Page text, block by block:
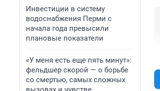
Инвестиции в систему
водоснабжения Перми с
начала года превысили
плановые показатели
«У меня есть еще пять минут»:
фельдшер скорой — о борьбе
со смертью, самых сложных